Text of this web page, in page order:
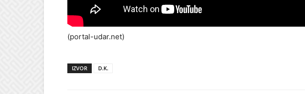
(portal-udar.net)
IZVOR D.K.